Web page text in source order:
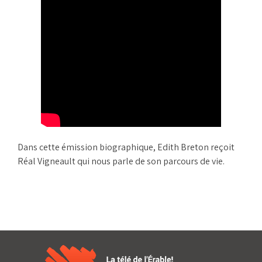
Dans cette émission biographique, Edith Breton reçoit
Réal Vigneault qui nous parle de son parcours de vie.